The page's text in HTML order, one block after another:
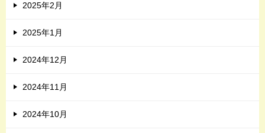
2025年2月
2025年1月
2024年12月
2024年11月
2024年10月